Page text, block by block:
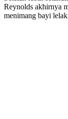
Reynolds akhirnya
menimang bayi